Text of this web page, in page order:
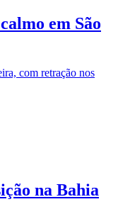
em São
com retração nos
na Bahia